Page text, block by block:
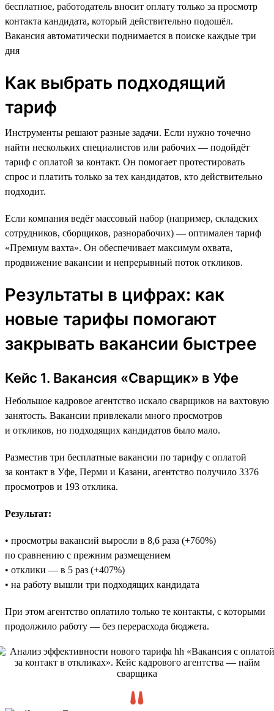
бесплатное, работодатель вносит оплату только за просмотр
контакта кандидата, который действительно подошёл.
Вакансия автоматически поднимается в поиске каждые три
дня
Как выбрать подходящий
тариф
Инструменты решают разные задачи. Если нужно точечно
найти нескольких специалистов или рабочих — подойдёт
тариф с оплатой за контакт. Он помогает протестировать
спрос и платить только за тех кандидатов, кто действительно
подходит.
Если компания ведёт массовый набор (например, складских
сотрудников, сборщиков, разнорабочих) — оптимален тариф
«Премиум вахта». Он обеспечивает максимум охвата,
продвижение вакансии и непрерывный поток откликов.
Результаты в цифрах: как
новые тарифы помогают
закрывать вакансии быстрее
Кейс 1. Вакансия «Сварщик» в Уфе
Небольшое кадровое агентство искало сварщиков на вахтовую
занятость. Вакансии привлекали много просмотров
и откликов, но подходящих кандидатов было мало.
Разместив три бесплатные вакансии по тарифу с оплатой
за контакт в Уфе, Перми и Казани, агентство получило 3376
просмотров и 193 отклика.
Результат:
• просмотры вакансий выросли в 8,6 раза (+760%)
по сравнению с прежним размещением
• отклики — в 5 раз (+407%)
• на работу вышли три подходящих кандидата
При этом агентство оплатило только те контакты, с которыми
продолжило работу — без перерасхода бюджета.